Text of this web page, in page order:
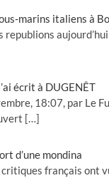
marins italiens à
republions
écrit à DUGENÊT
18:07, par Le
[…]
d’une mondina
critiques français ont